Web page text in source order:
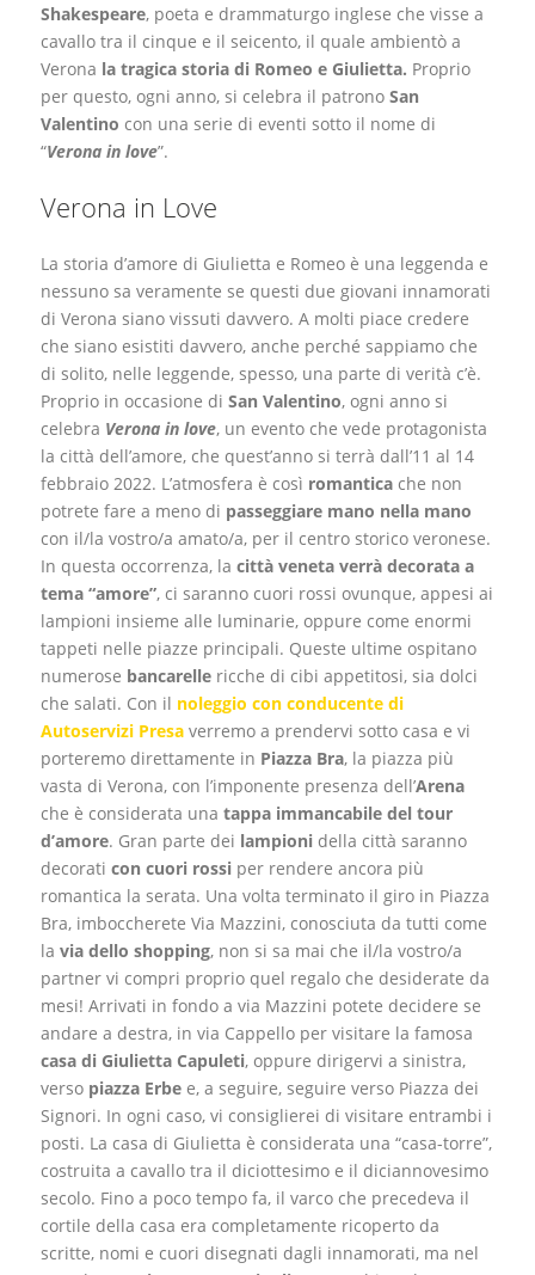
Shakespeare, poeta e drammaturgo inglese che visse a
cavallo tra il cinque e il seicento, il quale ambientò a
Verona la tragica storia di Romeo e Giulietta. Proprio
per questo, ogni anno, si celebra il patronoSan
Valentino con una serie di eventi sotto il nome di
“Verona in love”.
Verona in Love
La storia d’amore di Giulietta e Romeo è una leggenda e
nessuno sa veramente se questi due giovani innamorati
di Verona siano vissuti davvero. A molti piace credere
che siano esistiti davvero, anche perché sappiamo che
di solito, nelle leggende, spesso, una parte di verità c’è.
Proprio in occasione diSan Valentino, ogni anno si
celebra Verona in love, un evento che vede protagonista
la città dell’amore, che quest’anno si terrà dall’11 al 14
febbraio 2022. L’atmosfera è così romantica che non
potrete fare a meno di passeggiare mano nella mano
con il/la vostro/a amato/a, per il centro storico veronese.
In questa occorrenza, lacittà veneta verrà decorata a
tema “amore”, ci saranno cuori rossi ovunque, appesi ai
lampioni insieme alle luminarie, oppure come enormi
tappeti nelle piazze principali. Queste ultime ospitano
numerose bancarelle ricche di cibi appetitosi, sia dolci
che salati. Con il noleggio con conducente di
Autoservizi Presaverremo a prendervi sotto casa e vi
porteremo direttamente in Piazza Bra, la piazza più
vasta di Verona, con l’imponente presenza dell’Arena
che è considerata unatappa immancabile del tour
d’amore. Gran parte dei lampioni della città saranno
decoraticon cuori rossi per rendere ancora più
romantica la serata. Una volta terminato il giro in Piazza
Bra, imboccherete Via Mazzini, conosciuta da tutti come
lavia dello shopping, non si sa mai che il/la vostro/a
partner vi compri proprio quel regalo che desiderate da
mesi! Arrivati in fondo a via Mazzini potete decidere se
andare a destra, in via Cappello per visitare la famosa
casa di Giulietta Capuleti, oppure dirigervi a sinistra,
verso piazza Erbe e, a seguire, seguire verso Piazza dei
Signori. In ogni caso, vi consiglierei di visitare entrambi i
posti. La casa di Giulietta è considerata una “casa-torre”,
costruita a cavallo tra il diciottesimo e il diciannovesimo
secolo. Fino a poco tempo fa, il varco che precedeva il
cortile della casa era completamente ricoperto da
scritte, nomi e cuori disegnati dagli innamorati, ma nel